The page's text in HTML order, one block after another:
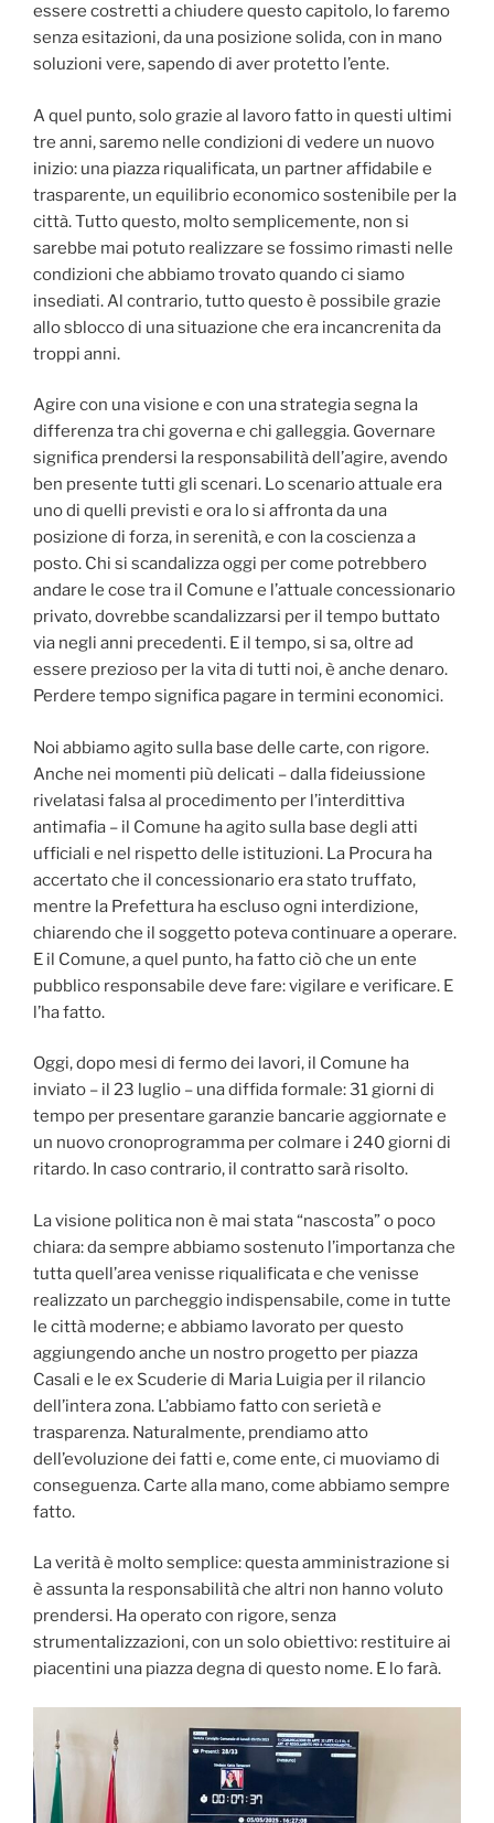
essere costretti a chiudere questo capitolo, lo faremo
senza esitazioni, da una posizione solida, con in mano
soluzioni vere, sapendo di aver protetto l’ente.
A quel punto, solo grazie al lavoro fatto in questi ultimi
tre anni, saremo nelle condizioni di vedere un nuovo
inizio: una piazza riqualificata, un partner affidabile e
trasparente, un equilibrio economico sostenibile per la
città. Tutto questo, molto semplicemente, non si
sarebbe mai potuto realizzare se fossimo rimasti nelle
condizioni che abbiamo trovato quando ci siamo
insediati. Al contrario, tutto questo è possibile grazie
allo sblocco di una situazione che era incancrenita da
troppi anni.
Agire con una visione e con una strategia segna la
differenza tra chi governa e chi galleggia. Governare
significa prendersi la responsabilità dell’agire, avendo
ben presente tutti gli scenari. Lo scenario attuale era
uno di quelli previsti e ora lo si affronta da una
posizione di forza, in serenità, e con la coscienza a
posto. Chi si scandalizza oggi per come potrebbero
andare le cose tra il Comune e l’attuale concessionario
privato, dovrebbe scandalizzarsi per il tempo buttato
via negli anni precedenti. E il tempo, si sa, oltre ad
essere prezioso per la vita di tutti noi, è anche denaro.
Perdere tempo significa pagare in termini economici.
Noi abbiamo agito sulla base delle carte, con rigore.
Anche nei momenti più delicati – dalla fideiussione
rivelatasi falsa al procedimento per l’interdittiva
antimafia – il Comune ha agito sulla base degli atti
ufficiali e nel rispetto delle istituzioni. La Procura ha
accertato che il concessionario era stato truffato,
mentre la Prefettura ha escluso ogni interdizione,
chiarendo che il soggetto poteva continuare a operare.
E il Comune, a quel punto, ha fatto ciò che un ente
pubblico responsabile deve fare: vigilare e verificare. E
l’ha fatto.
Oggi, dopo mesi di fermo dei lavori, il Comune ha
inviato – il 23 luglio – una diffida formale: 31 giorni di
tempo per presentare garanzie bancarie aggiornate e
un nuovo cronoprogramma per colmare i 240 giorni di
ritardo. In caso contrario, il contratto sarà risolto.
La visione politica non è mai stata “nascosta” o poco
chiara: da sempre abbiamo sostenuto l’importanza che
tutta quell’area venisse riqualificata e che venisse
realizzato un parcheggio indispensabile, come in tutte
le città moderne; e abbiamo lavorato per questo
aggiungendo anche un nostro progetto per piazza
Casali e le ex Scuderie di Maria Luigia per il rilancio
dell’intera zona. L’abbiamo fatto con serietà e
trasparenza. Naturalmente, prendiamo atto
dell’evoluzione dei fatti e, come ente, ci muoviamo di
conseguenza. Carte alla mano, come abbiamo sempre
fatto.
La verità è molto semplice: questa amministrazione si
è assunta la responsabilità che altri non hanno voluto
prendersi. Ha operato con rigore, senza
strumentalizzazioni, con un solo obiettivo: restituire ai
piacentini una piazza degna di questo nome. E lo farà.